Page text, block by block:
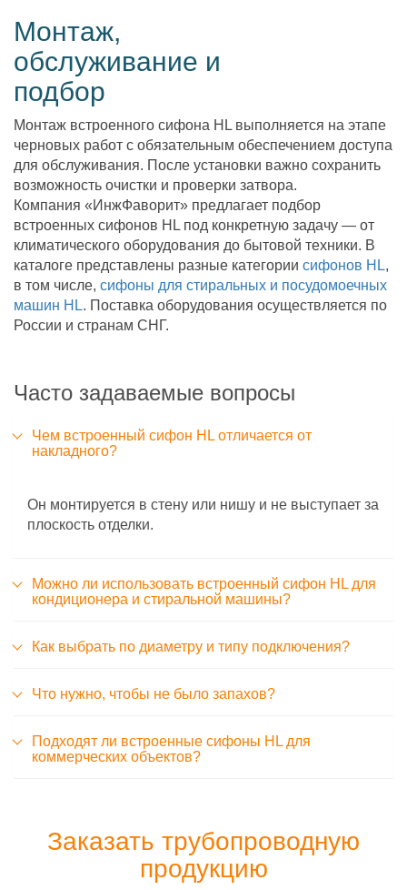
Монтаж,
обслуживание и
подбор
Монтаж встроенного сифона HL выполняется на этапе
черновых работ с обязательным обеспечением доступа
для обслуживания. После установки важно сохранить
возможность очистки и проверки затвора.
Компания «ИнжФаворит» предлагает подбор
встроенных сифонов HL под конкретную задачу — от
климатического оборудования до бытовой техники. В
каталоге представлены разные категории сифонов HL,
в том числе, сифоны для стиральных и посудомоечных
машин HL. Поставка оборудования осуществляется по
России и странам СНГ.
Часто задаваемые вопросы
Чем встроенный сифон HL отличается от
накладного?
Он монтируется в стену или нишу и не выступает за
плоскость отделки.
Можно ли использовать встроенный сифон HL для
кондиционера и стиральной машины?
Как выбрать по диаметру и типу подключения?
Что нужно, чтобы не было запахов?
Подходят ли встроенные сифоны HL для
коммерческих объектов?
Заказать трубопроводную
продукцию